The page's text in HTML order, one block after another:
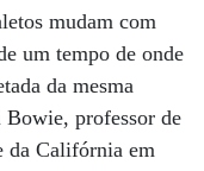
mudam com
um tempo de onde
da mesma
Bowie, professor de
da Califórnia em